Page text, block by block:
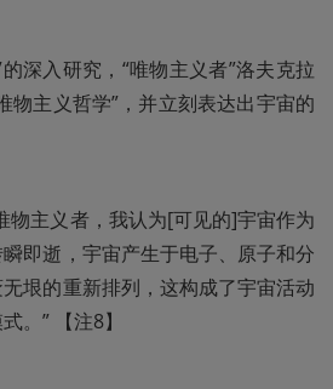
深入研究，“唯物主义者”洛夫克拉
物主义哲学”，并立刻表达出宇宙的
物主义者，我认为[可见的]宇宙作为
即逝，宇宙产生于电子、原子和分
垠的重新排列，这构成了宇宙活动
。” 【注8】